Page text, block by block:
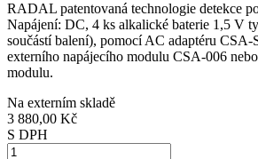
RADAL patentovaná technologie detekce
Napájení: DC, 4 ks alkalické baterie 1,5 V
součástí balení), pomocí AC adaptéru
externího napájecího modulu CSA-006
modulu.
Na externím skladě
3 880,00 Kč
S DPH